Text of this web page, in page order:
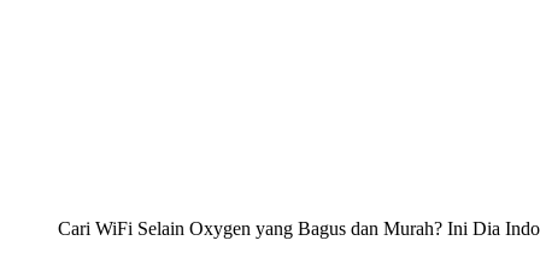
Cari WiFi Selain Oxygen yang Bagus dan Murah? Ini Dia